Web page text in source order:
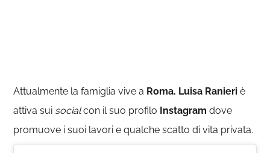
Attualmente la famiglia vive a Roma. Luisa Ranieriè
attiva sui socialcon il suo profilo Instagramdove
promuove i suoi lavori e qualche scatto di vita privata.